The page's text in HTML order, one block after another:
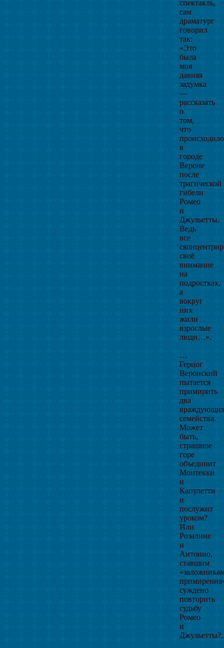
спектакль,
сам
драматург
говорил
так:
«Это
была
моя
давняя
задумка
—
рассказать
о
том,
что
происходило
в
городе
Вероне
после
трагической
гибели
Ромео
и
Джульетты.
Ведь
все
своё
внимание
на
подростках,
а
вокруг
них
жили
взрослые
люди…».
…
Герцог
Веронский
пытается
примирить
два
семейства.
Может
быть,
страшное
горе
объединит
Монтекки
и
Капулетти
и
послужит
уроком?
Или
Розалине
и
Антонио,
ставшим
суждено
повторить
судьбу
Ромео
и